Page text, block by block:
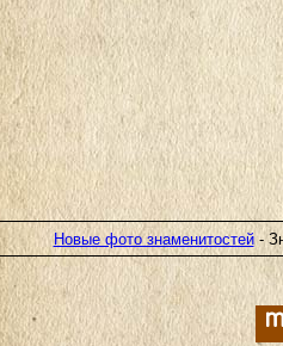
Новые фото знаменитостей-